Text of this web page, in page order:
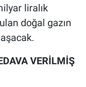
liralık
doğal gazın
VERİLMİŞ